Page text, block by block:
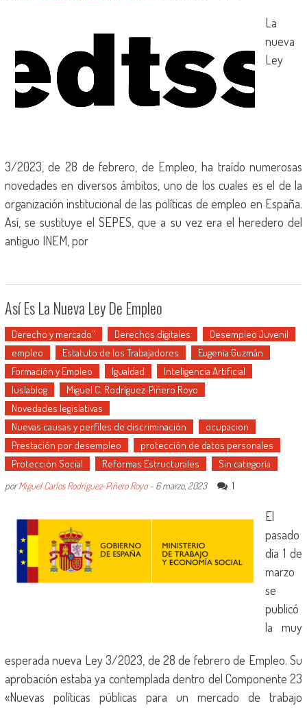
La
nueva
Ley
3/2023, de 28 de febrero, de Empleo, ha traído numerosas
novedades en diversos ámbitos, uno de los cuales es el de la
organización institucional de las políticas de empleo en España.
Así, se sustituye el SEPES, que a su vez era el heredero del
antiguo INEM, por
Así Es La Nueva Ley De Empleo
Derecho y mercado" Derechos digitales
Desempleo Juvenil
empleo
Estatuto de los Trabajadores
Eugenia Guzmán
Formación y Empleo
Igualdad
Inteligencia Artificial
Iuslablog
Miguel C. Rodríguez-Piñero Royo
Novedades legislativas
Nuevas causas y perfiles de discriminación
ocupacion
Prestación por desempleo
protección de datos personales
Protección Social
Reformas Estructurales Sin categoría
porMiguel Carlos Rodríguez-Piñero Royo- 6 marzo, 2023 1
El
pasado
día 1 de
marzo
se
publicó
la muy
esperada nueva Ley 3/2023, de 28 de febrero de Empleo. Su
aprobación estaba ya contemplada dentro del Componente 23
«Nuevas políticas públicas para un mercado de trabajo